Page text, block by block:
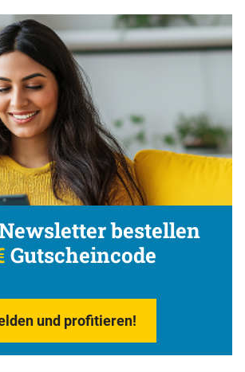
bestellen
Gutscheincode
und profitieren!